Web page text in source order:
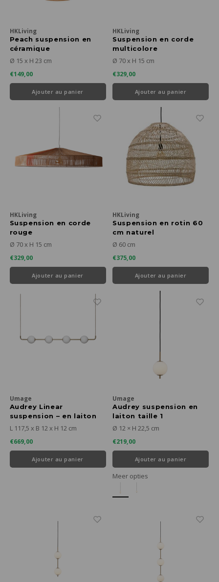
HKLiving
Peach suspension en
céramique
Ø 15 x H 23 cm
€149,00
Ajouter au panier
HKLiving
Suspension en corde
multicolore
Ø 70 x H 15 cm
€329,00
Ajouter au panier
HKLiving
Suspension en corde
rouge
Ø 70 x H 15 cm
€329,00
Ajouter au panier
HKLiving
Suspension en rotin 60
cm naturel
Ø 60 cm
€375,00
Ajouter au panier
Umage
Audrey Linear
suspension – en laiton
L 117,5 x B 12 x H 12 cm
€669,00
Ajouter au panier
Umage
Audrey suspension en
laiton taille 1
Ø 12 × H 22,5 cm
€219,00
Ajouter au panier
Meer opties